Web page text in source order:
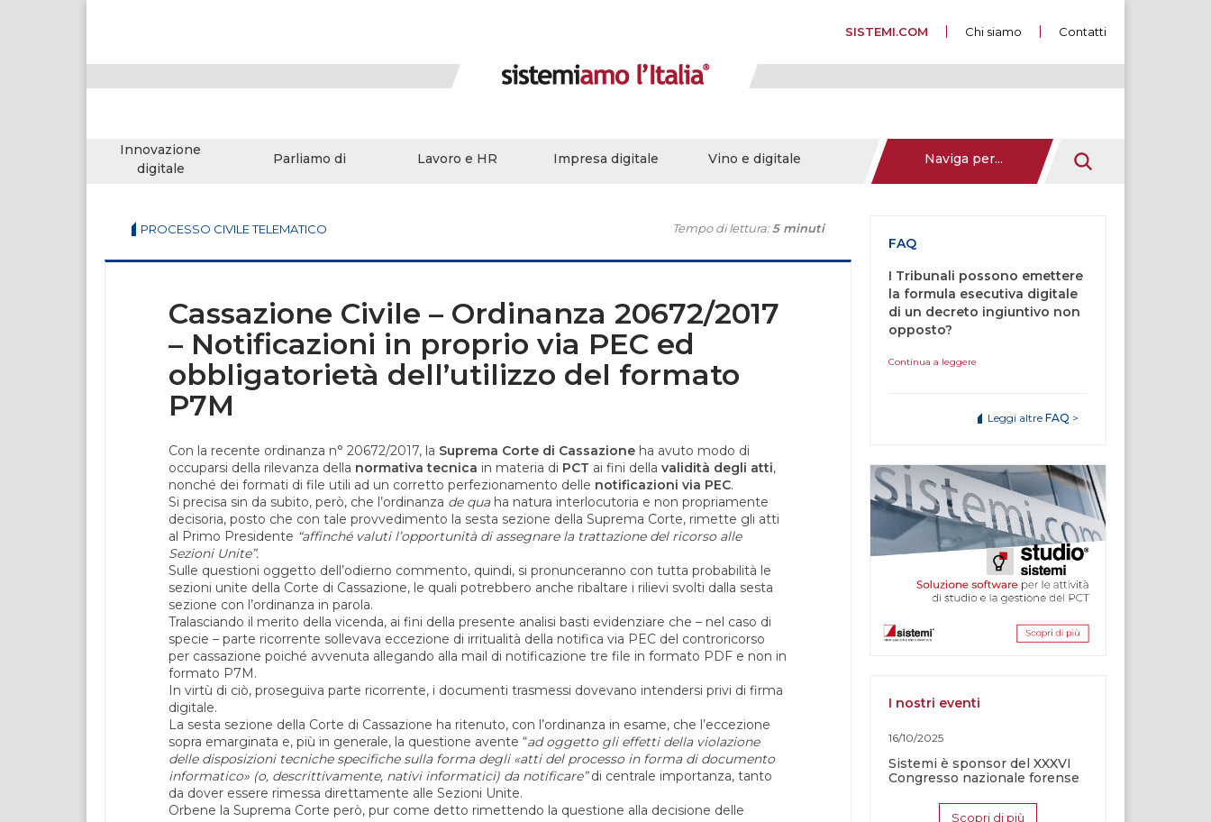
SISTEMI.COM Chi siamo Contatti
Innovazione
digitale
Parliamo di Lavoro e HR Impresa digitale Vino e digitale Naviga per...
PROCESSO CIVILE TELEMATICO Tempo di lettura:5 minuti
Cassazione Civile – Ordinanza 20672/2017
– Notificazioni in proprio via PEC ed
obbligatorietà dell’utilizzo del formato
P7M
Con la recente ordinanza n° 20672/2017, la Suprema Corte di Cassazione ha avuto modo di
occuparsi della rilevanza della normativa tecnica in materia di PCT ai fini della validità degli atti,
nonché dei formati di file utili ad un corretto perfezionamento delle notificazioni via PEC.
Si precisa sin da subito, però, che l’ordinanza de qua ha natura interlocutoria e non propriamente
decisoria, posto che con tale provvedimento la sesta sezione della Suprema Corte, rimette gli atti
al Primo Presidente “affinché valuti l’opportunità di assegnare la trattazione del ricorso alle
Sezioni Unite”.
Sulle questioni oggetto dell’odierno commento, quindi, si pronunceranno con tutta probabilità le
sezioni unite della Corte di Cassazione, le quali potrebbero anche ribaltare i rilievi svolti dalla sesta
sezione con l’ordinanza in parola.
Tralasciando il merito della vicenda, ai fini della presente analisi basti evidenziare che – nel caso di
specie – parte ricorrente sollevava eccezione di irritualità della notifica via PEC del controricorso
per cassazione poiché avvenuta allegando alla mail di notificazione tre file in formato PDF e non in
formato P7M.
In virtù di ciò, proseguiva parte ricorrente, i documenti trasmessi dovevano intendersi privi di firma
digitale.
La sesta sezione della Corte di Cassazione ha ritenuto, con l’ordinanza in esame, che l’eccezione
sopra emarginata e, più in generale, la questione avente “ad oggetto gli effetti della violazione
delle disposizioni tecniche specifiche sulla forma degli «atti del processo in forma di documento
informatico» (o, descrittivamente, nativi informatici) da notificare”di centrale importanza, tanto
da dover essere rimessa direttamente alle Sezioni Unite.
Orbene la Suprema Corte però, pur come detto rimettendo la questione alla decisione delle
FAQ
I Tribunali possono emettere
la formula esecutiva digitale
di un decreto ingiuntivo non
opposto?
Continua a leggere
Leggi altre FAQ >
I nostri eventi
16/10/2025
Sistemi è sponsor del XXXVI
Congresso nazionale forense
Scopri di più